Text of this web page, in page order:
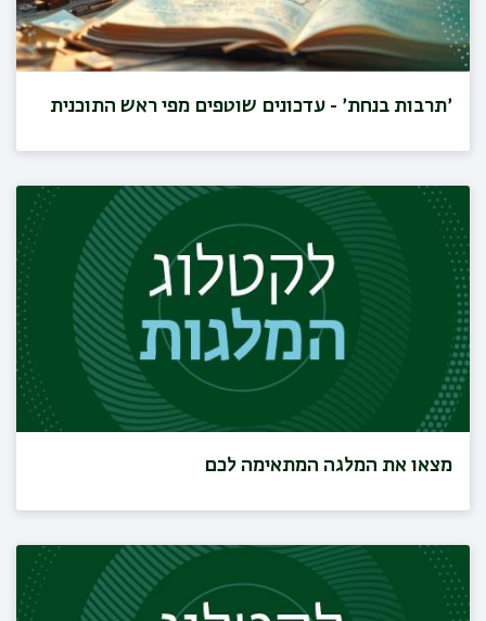
׳תרבות בנחת׳ - עדכונים שוטפים מפי ראש התוכנית
מצאו את המלגה המתאימה לכם